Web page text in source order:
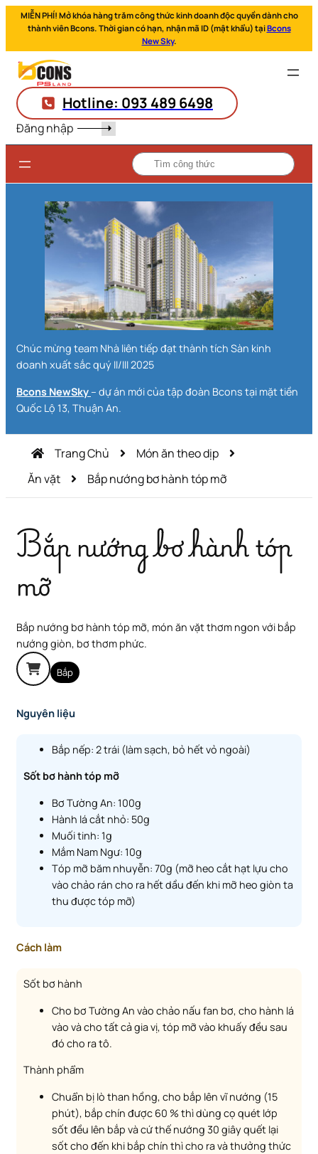
MIỄN PHÍ! Mở khóa hàng trăm công thức kinh doanh độc quyền dành cho
thành viên Bcons. Thời gian có hạn, nhận mã ID (mật khẩu) tạiBcons
New Sky.
Hotline: 093 489 6498
Đăng nhập
Chúc mừng team Nhà liên tiếp đạt thành tích Sàn kinh
doanh xuất sắc quý II/III 2025
Bcons NewSky– dự án mới của tập đoàn Bcons tại mặt tiền
Quốc Lộ 13, Thuận An.
Trang Chủ
Món ăn theo dịp
Ăn vặt
Bắp nướng bơ hành tóp mỡ
Bắp nướng bơ hành tóp
mỡ
Bắp nướng bơ hành tóp mỡ, món ăn vặt thơm ngon với bắp
nướng giòn, bơ thơm phức.
Bắp
Nguyên liệu
Bắp nếp: 2 trái (làm sạch, bỏ hết vỏ ngoài)
Sốt bơ hành tóp mỡ
Bơ Tường An: 100g
Hành lá cắt nhỏ: 50g
Muối tinh: 1g
Mắm Nam Ngư: 10g
Tóp mỡ băm nhuyễn: 70g (mỡ heo cắt hạt lựu cho
vào chảo rán cho ra hết dầu đến khi mỡ heo giòn ta
thu được tóp mỡ)
Cách làm
Sốt bơ hành
Cho bơ Tường An vào chảo nấu fan bơ, cho hành lá
vào và cho tất cả gia vị, tóp mỡ vào khuấy đều sau
đó cho ra tô.
Thành phẩm
Chuẩn bị lò than hồng, cho bắp lên vĩ nướng (15
phút), bắp chín được 60 % thì dùng cọ quét lớp
sốt đều lên bắp và cứ thế nướng 30 giây quết lại
sốt cho đến khi bắp chín thì cho ra và thưởng thức